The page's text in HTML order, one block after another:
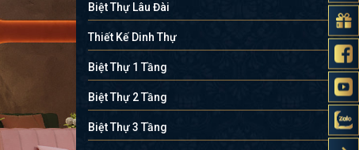
Biệt Thự Lâu Đài
Thiết Kế Dinh Thự
Biệt Thự 1 Tầng
Biệt Thự 2 Tầng
Biệt Thự 3 Tầng